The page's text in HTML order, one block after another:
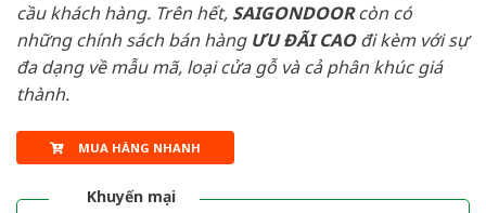
cầu khách hàng. Trên hết, SAIGONDOORcòn có
những chính sách bán hàng ƯU ĐÃI CAOđi kèm với sự
đa dạng về mẫu mã, loại cửa gỗ và cả phân khúc giá
thành.
MUA HÀNG NHANH
Khuyến mại